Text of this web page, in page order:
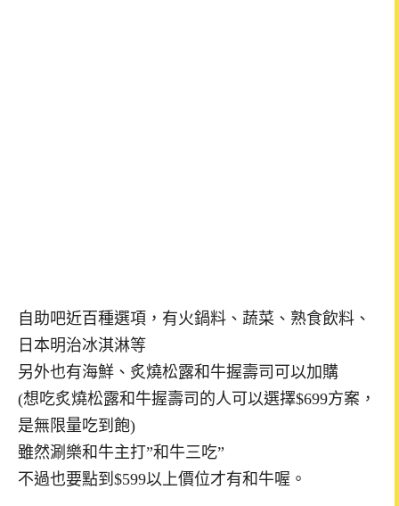
自助吧近百種選項，有火鍋料、蔬菜、熟食飲料、
日本明治冰淇淋等
另外也有海鮮、炙燒松露和牛握壽司可以加購
(想吃炙燒松露和牛握壽司的人可以選擇$699方案，
是無限量吃到飽)
雖然涮樂和牛主打”和牛三吃”
不過也要點到$599以上價位才有和牛喔。